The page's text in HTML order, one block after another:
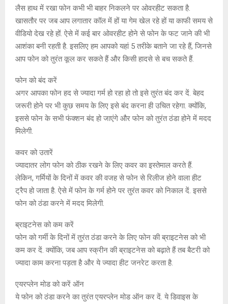
लैस हाथ में रखा फोन कभी भी बाहर निकलने पर ओवरहीट सकता है.
खासतौर पर जब आप लगातार कॉल में हों या गेम खेल रहे हों या काफी समय से
वीडियो देख रहे हों. ऐसे में कई बार ओवरहीट होने से फोन के फट जाने की भी
आशंका बनी रहती है. इसलिए हम आपको यहां 5 तरीके बताने जा रहे हैं, जिनसे
आप फोन को तुरंत कूल कर सकते हैं और किसी हादसे से बच सकते हैं.
फोन को बंद करें
अगर आपका फोन हद से ज्यादा गर्म हो रहा हो तो इसे तुरंत बंद कर दें. बेहद
जरूरी होने पर भी कुछ समय के लिए इसे बंद करना ही उचित रहेगा. क्योंकि,
इससे फोन के सभी फंक्शन बंद हो जाएंगे और फोन को तुरंत ठंडा होने में मदद
मिलेगी.
कवर को उतारें
ज्यादातर लोग फोन को ठीक रखने के लिए कवर का इस्तेमाल करते हैं.
लेकिन, गर्मियों के दिनों में कवर की वजह से फोन से रिलीज होने वाला हीट
ट्रैप हो जाता है. ऐसे में फोन के गर्म होने पर तुरंत कवर को निकाल दें. इससे
फोन को ठंडा करने में मदद मिलेगी.
ब्राइटनेस को कम करें
फोन को गर्मी के दिनों में तुरंत ठंडा करने के लिए फोन की ब्राइटनेस को भी
कम कर दें. क्योंकि, जब आप स्क्रीन की ब्राइटनेस को बढ़ाते हैं तब बैटरी को
ज्यादा काम करना पड़ता है और ये ज्यादा हीट जनरेट करता है.
एयरप्लेन मोड को करें ऑन
ये फोन को ठंडा करने का तुरंत एयरप्लेन मोड ऑन कर दें. ये डिवाइस के